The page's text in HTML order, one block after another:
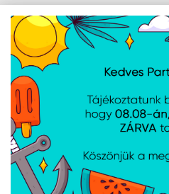
AVAX CB302G STEELY
Type C-Type C 60W
gyorstöltő, sodorszálas
kábel, 3A, acélszürke -
1,5m